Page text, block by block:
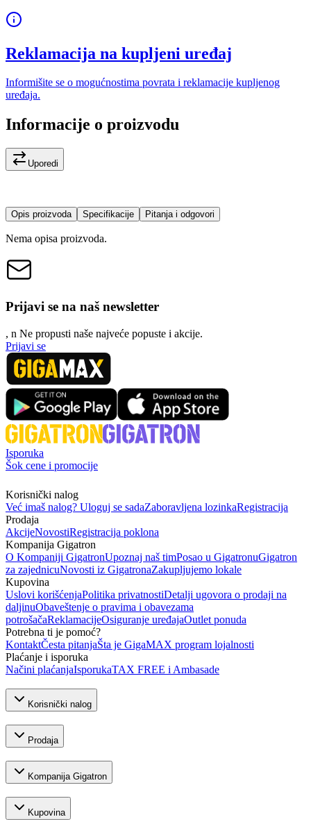
Reklamacija na kupljeni uređaj
Informišite se o mogućnostima povrata i reklamacije kupljenog
uređaja.
Informacije o proizvodu
Uporedi
Opis proizvoda Specifikacije Pitanja i odgovori
Nema opisa proizvoda.
Prijavi se na naš newsletter
, n Ne propusti naše najveće popuste i akcije.
Prijavi se
Isporuka
Šok cene i promocije
Korisnički nalog
Već imaš nalog? Uloguj se sadaZaboravljena lozinkaRegistracija
Prodaja
AkcijeNovostiRegistracija poklona
Kompanija Gigatron
O Kompaniji GigatronUpoznaj naš timPosao u GigatronuGigatron
za zajednicuNovosti iz GigatronaZakupljujemo lokale
Kupovina
Uslovi korišćenjaPolitika privatnostiDetalji ugovora o prodaji na
daljinuObaveštenje o pravima i obavezama
potrošačaReklamacijeOsiguranje uređajaOutlet ponuda
Potrebna ti je pomoć?
KontaktČesta pitanjaŠta je GigaMAX program lojalnosti
Plaćanje i isporuka
Načini plaćanjaIsporukaTAX FREE i Ambasade
Korisnički nalog
Prodaja
Kompanija Gigatron
Kupovina